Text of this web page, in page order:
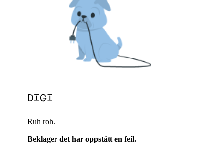
Ruh roh.
Beklager det har oppstått en feil.